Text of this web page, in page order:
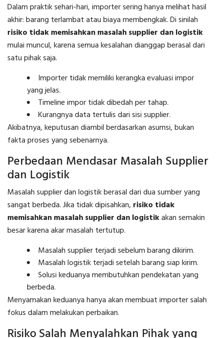
Dalam praktik sehari-hari, importer sering hanya melihat hasil
akhir: barang terlambat atau biaya membengkak. Di sinilah
risiko tidak memisahkan masalah supplier dan logistik
mulai muncul, karena semua kesalahan dianggap berasal dari
satu pihak saja.
Importer tidak memiliki kerangka evaluasi impor
yang jelas.
Timeline impor tidak dibedah per tahap.
Kurangnya data tertulis dari sisi supplier.
Akibatnya, keputusan diambil berdasarkan asumsi, bukan
fakta proses yang sebenarnya.
Perbedaan Mendasar Masalah Supplier
dan Logistik
Masalah supplier dan logistik berasal dari dua sumber yang
sangat berbeda. Jika tidak dipisahkan, risiko tidak
memisahkan masalah supplier dan logistikakan semakin
besar karena akar masalah tertutup.
Masalah supplier terjadi sebelum barang dikirim.
Masalah logistik terjadi setelah barang siap kirim.
Solusi keduanya membutuhkan pendekatan yang
berbeda.
Menyamakan keduanya hanya akan membuat importer salah
fokus dalam melakukan perbaikan.
Risiko Salah Menyalahkan Pihak yang